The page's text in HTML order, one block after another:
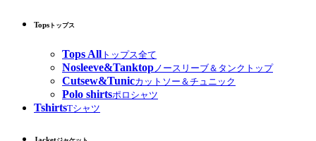
Tops トップス
Tops All トップス全て
Nosleeve&Tanktopノースリーブ＆タンクトップ
Cutsew&Tunicカットソー＆チュニック
Polo shirtsポロシャツ
TshirtsTシャツ